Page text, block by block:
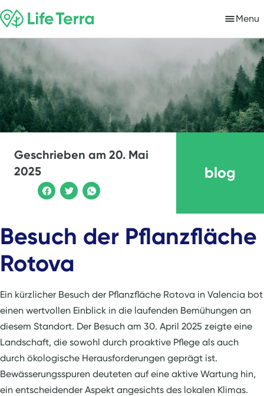
Menu
Geschrieben am 20. Mai
2025
blog
Besuch der Pflanzfläche
Rotova
Ein kürzlicher Besuch der Pflanzfläche Rotova in Valencia bot
einen wertvollen Einblick in die laufenden Bemühungen an
diesem Standort. Der Besuch am 30. April 2025 zeigte eine
Landschaft, die sowohl durch proaktive Pflege als auch
durch ökologische Herausforderungen geprägt ist.
Bewässerungsspuren deuteten auf eine aktive Wartung hin,
ein entscheidender Aspekt angesichts des lokalen Klimas.